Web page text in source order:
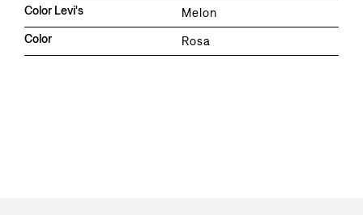
Color Levi's
Melon
Color
Rosa